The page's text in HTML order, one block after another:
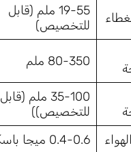
19-55 ملم (قابل
للتخصيص)
80-350 ملم
35-100 ملم (قابل
للتخصيص))
0.4-0.6 ميجا باسكال